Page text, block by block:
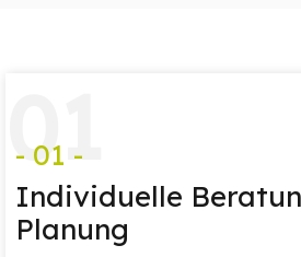
01
- 01 -
Individuelle
Planung